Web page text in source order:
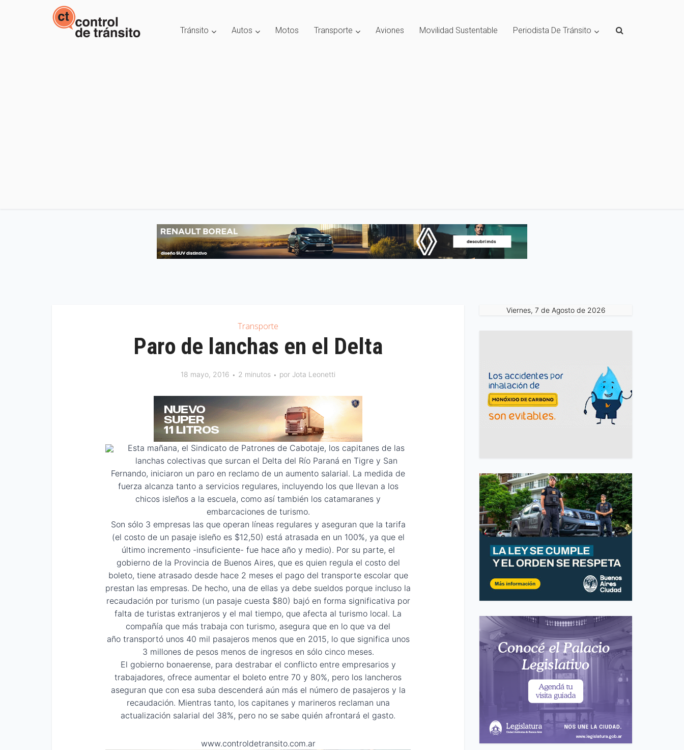
Tránsito Autos Motos Transporte Aviones Movilidad Sustentable Periodista De Tránsito
Transporte
Paro de lanchas en el Delta
18 mayo, 2016 2 minutos por Jota Leonetti
Esta mañana, el Sindicato de Patrones de Cabotaje, los capitanes de las
lanchas colectivas que surcan el Delta del Río Paraná en Tigre y San
Fernando, iniciaron un paro en reclamo de un aumento salarial. La medida de
fuerza alcanza tanto a servicios regulares, incluyendo los que llevan a los
chicos isleños a la escuela, como así también los catamaranes y
embarcaciones de turismo.
Son sólo 3 empresas las que operan líneas regulares y aseguran que la tarifa
(el costo de un pasaje isleño es $12,50) está atrasada en un 100%, ya que el
último incremento -insuficiente- fue hace año y medio). Por su parte, el
gobierno de la Provincia de Buenos Aires, que es quien regula el costo del
boleto, tiene atrasado desde hace 2 meses el pago del transporte escolar que
prestan las empresas. De hecho, una de ellas ya debe sueldos porque incluso la
recaudación por turismo (un pasaje cuesta $80) bajó en forma significativa por
falta de turistas extranjeros y el mal tiempo, que afecta al turismo local. La
compañía que más trabaja con turismo, asegura que en lo que va del
año transportó unos 40 mil pasajeros menos que en 2015, lo que significa unos
3 millones de pesos menos de ingresos en sólo cinco meses.
El gobierno bonaerense, para destrabar el conflicto entre empresarios y
trabajadores, ofrece aumentar el boleto entre 70 y 80%, pero los lancheros
aseguran que con esa suba descenderá aún más el número de pasajeros y la
recaudación. Mientras tanto, los capitanes y marineros reclaman una
actualización salarial del 38%, pero no se sabe quién afrontará el gasto.
www.controldetransito.com.ar
Viernes, 7 de Agosto de 2026